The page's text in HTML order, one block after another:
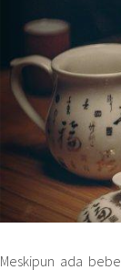
Meskipun ada